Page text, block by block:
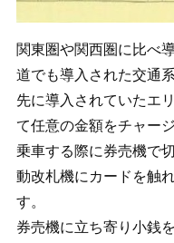
関東圏や関西圏に比べ
道でも導入された交通
先に導入されていたエ
て任意の金額をチャー
乗車する際に券売機で
動改札機にカードを触
す。
券売機に立ち寄り小銭